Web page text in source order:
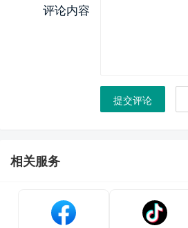
评论内容
提交评论
相关服务